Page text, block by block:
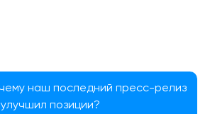
наш последний пресс-релиз
позиции?